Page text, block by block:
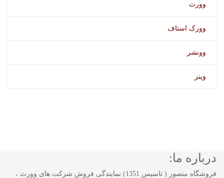
وورث
وورک استاف
وونشر
وینز
درباره ما:
فروشگاه منصور ( تاسیس 1351) نمایندگی فروش شرکت های وورث ،